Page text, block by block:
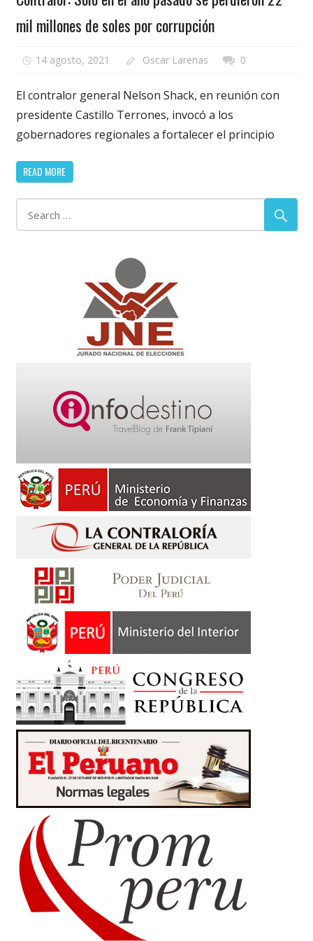
mil millones de soles por corrupción
14 agosto, 2021 Oscar Larenas 0
El contralor general Nelson Shack, en reunión con
presidente Castillo Terrones, invocó a los
gobernadores regionales a fortalecer el principio
READ MORE